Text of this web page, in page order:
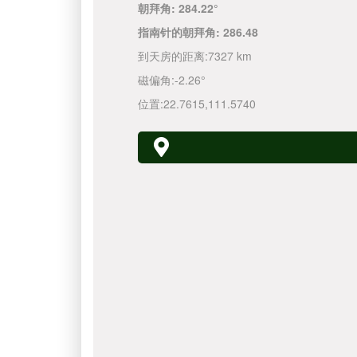
朝拜角: 284.22°
指南针的朝拜角: 286.48
到天房的距离:7327 km
磁偏角:-2.26°
位置:22.7615,111.5740